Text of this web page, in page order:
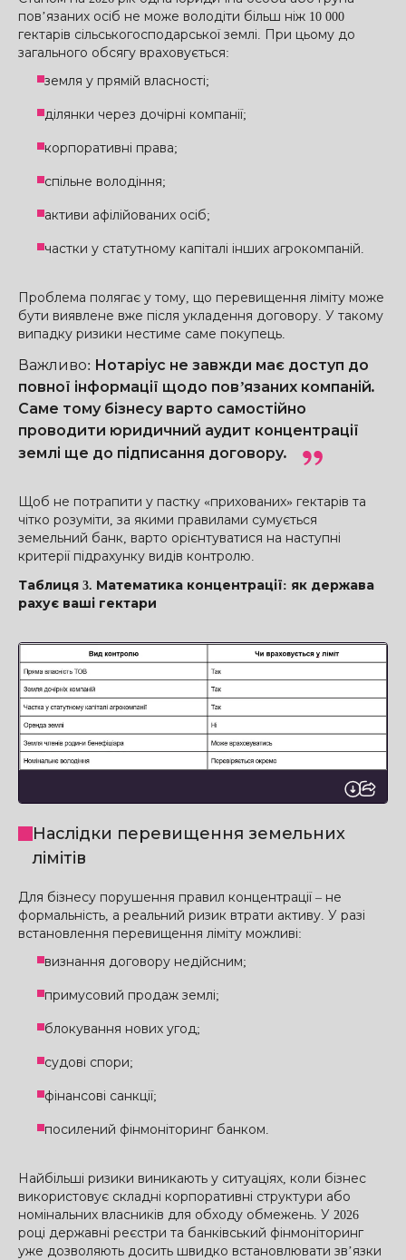
пов’язаних осіб не може володіти більш ніж 10 000
гектарів сільськогосподарської землі. При цьому до
загального обсягу враховується:
земля у прямій власності;
ділянки через дочірні компанії;
корпоративні права;
спільне володіння;
активи афілійованих осіб;
частки у статутному капіталі інших агрокомпаній.
Проблема полягає у тому, що перевищення ліміту може
бути виявлене вже після укладення договору. У такому
випадку ризики нестиме саме покупець.
Важливо: Нотаріус не завжди має доступ до
повної інформації щодо пов’язаних компаній.
Саме тому бізнесу варто самостійно
проводити юридичний аудит концентрації
землі ще до підписання договору.
Щоб не потрапити у пастку «прихованих» гектарів та
чітко розуміти, за якими правилами сумується
земельний банк, варто орієнтуватися на наступні
критерії підрахунку видів контролю.
Таблиця 3. Математика концентрації: як держава
рахує ваші гектари
Наслідки перевищення земельних
лімітів
Для бізнесу порушення правил концентрації – не
формальність, а реальний ризик втрати активу. У разі
встановлення перевищення ліміту можливі:
визнання договору недійсним;
примусовий продаж землі;
блокування нових угод;
судові спори;
фінансові санкції;
посилений фінмоніторинг банком.
Найбільші ризики виникають у ситуаціях, коли бізнес
використовує складні корпоративні структури або
номінальних власників для обходу обмежень. У 2026
році державні реєстри та банківський фінмоніторинг
уже дозволяють досить швидко встановлювати зв’язки